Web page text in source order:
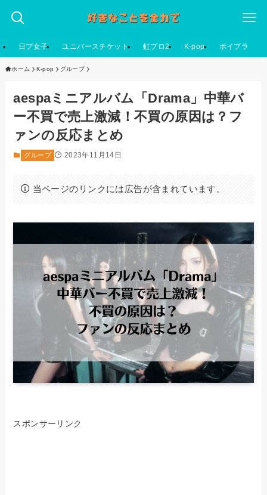
日プ女子 ユニバースチケット 虹プロ2 K-pop ボイプラ
ホーム K-pop グループ
aespaミニアルバム「Drama」中華バ
ー不買で売上激減！不買の原因は？フ
ァンの反応まとめ
グループ 2023年11月14日
当ページのリンクには広告が含まれています。
スポンサーリンク